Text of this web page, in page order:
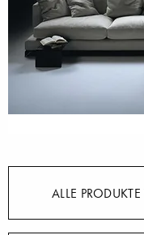
ALLE